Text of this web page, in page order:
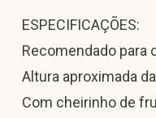
ESPECIFICAÇÕES:
Recomendado para
Altura aproximada
Com cheirinho de